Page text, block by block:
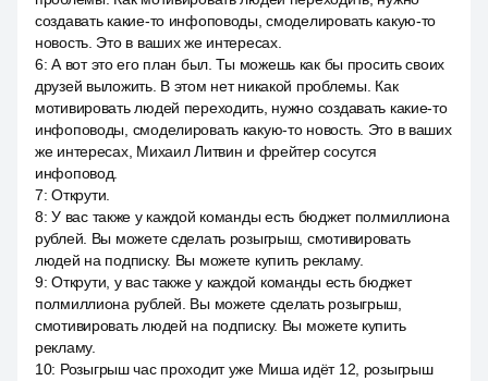
создавать какие-то инфоповоды, смоделировать какую-то
новость. Это в ваших же интересах.
6:А вот это его план был. Ты можешь как бы просить своих
друзей выложить. В этом нет никакой проблемы. Как
мотивировать людей переходить, нужно создавать какие-то
инфоповоды, смоделировать какую-то новость. Это в ваших
же интересах, Михаил Литвин и фрейтер сосутся
инфоповод.
7:Открути.
8:У вас также у каждой команды есть бюджет полмиллиона
рублей. Вы можете сделать розыгрыш, смотивировать
людей на подписку. Вы можете купить рекламу.
9:Открути, у вас также у каждой команды есть бюджет
полмиллиона рублей. Вы можете сделать розыгрыш,
смотивировать людей на подписку. Вы можете купить
рекламу.
10: Розыгрыш час проходит уже Миша идёт 12, розыгрыш